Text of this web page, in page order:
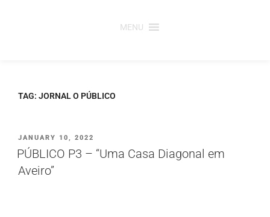
MENU
TAG: JORNAL O PÚBLICO
PUBLICADO
EM
JANUARY 10, 2022
PÚBLICO P3 – “Uma Casa Diagonal em
Aveiro”